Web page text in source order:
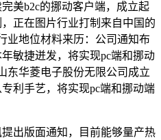
美b2c的挪动客户端，成立起
正在图片行业打制来自中国的
业地位材料来历：公司通知布
敏捷迸发，将实现pc端和挪动
东华菱电子股份无限公司成立
利手艺，将实现pc端和挪动端
版面通知，目前能够量产热